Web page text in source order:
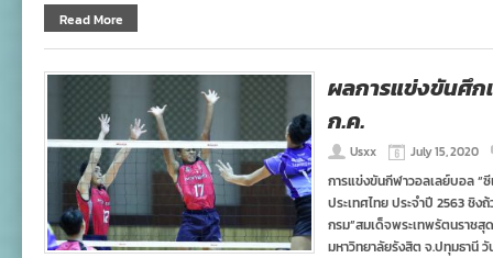
Read More
ผลการแข่งขันศึก
ก.ค.
Usxx July 15, 2020
การแข่งขันกีฬาวอลเลย์บอล “
ประเทศไทย ประจำปี 2563 ชิง
กรม”สมเด็จพระเทพรัตนราช
มหาวิทยาลัยรังสิต จ.ปทุมธานี